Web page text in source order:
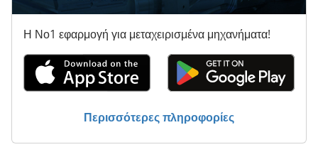
Η Νο1 εφαρμογή για μεταχειρισμένα μηχανήματα!
Περισσότερες πληροφορίες